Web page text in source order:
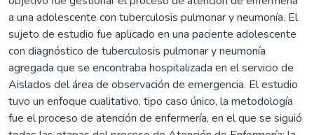
a una adolescente con tuberculosis pulmonar y neumonía. El
sujeto de estudio fue aplicado en una paciente adolescente
con diagnóstico de tuberculosis pulmonar y neumonía
agregada que se encontraba hospitalizada en el servicio de
Aislados del área de observación de emergencia. El estudio
tuvo un enfoque cualitativo, tipo caso único, la metodología
fue el proceso de atención de enfermería, en el que se siguió